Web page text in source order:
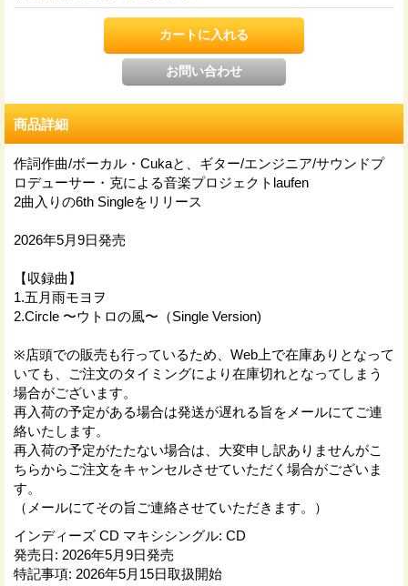
商品詳細
作詞作曲/ボーカル・Cukaと、ギター/エンジニア/サウンドプ
ロデューサー・克による音楽プロジェクトlaufen
2曲入りの6th Singleをリリース
2026年5月9日発売
【収録曲】
1.五月雨モヨヲ
2.Circle 〜ウトロの風〜（Single Version)
※店頭での販売も行っているため、Web上で在庫ありとなって
いても、ご注文のタイミングにより在庫切れとなってしまう
場合がございます。
再入荷の予定がある場合は発送が遅れる旨をメールにてご連
絡いたします。
再入荷の予定がたたない場合は、大変申し訳ありませんがこ
ちらからご注文をキャンセルさせていただく場合がございま
す。
（メールにてその旨ご連絡させていただきます。）
インディーズ CD マキシシングル: CD
発売日: 2026年5月9日発売
特記事項: 2026年5月15日取扱開始